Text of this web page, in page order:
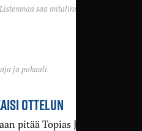
saa mitalinsa.
ja pokaali.
OTTELUN
pitää Topias Järvelän